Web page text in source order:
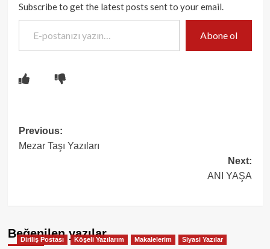
Subscribe to get the latest posts sent to your email.
E-postanızı yazın…
Abone ol
Post
navigation
Previous:
Mezar Taşı Yazıları
Next:
ANI YAŞA
Beğenilen yazılar
Diriliş Postası Köşeli Yazılarım Makalelerim Siyasi Yazılar